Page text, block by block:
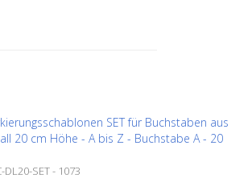
SET für Buchstaben aus
20 cm Höhe - A bis Z - Buchstabe A - 20
DL20-SET - 1073